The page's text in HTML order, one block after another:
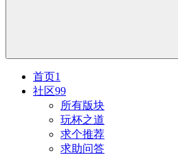
首页1
社区99
所有版块
玩杯之道
求个推荐
求助问答